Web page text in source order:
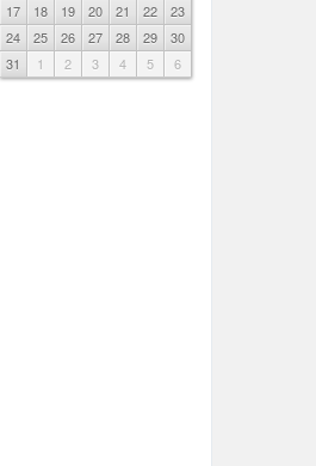
17
18 19 20 21 22
23
24
25 26 27 28 29
30
31
1 2 3 4 5 6